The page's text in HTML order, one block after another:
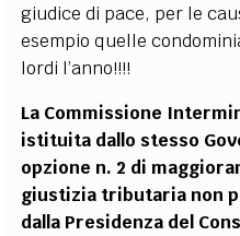
giudice di pace, per le
esempio quelle
lordi l’anno!!!!
La Commissione
istituita dallo stesso
opzione n. 2 di
giustizia tributaria non
dalla Presidenza del